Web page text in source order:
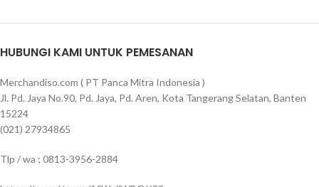
HUBUNGI KAMI UNTUK PEMESANAN
Merchandiso.com ( PT Panca Mitra Indonesia )
Jl. Pd. Jaya No.90, Pd. Jaya, Pd. Aren, Kota Tangerang Selatan, Banten
15224
(021) 27934865
Tlp / wa ; 0813-3956-2884